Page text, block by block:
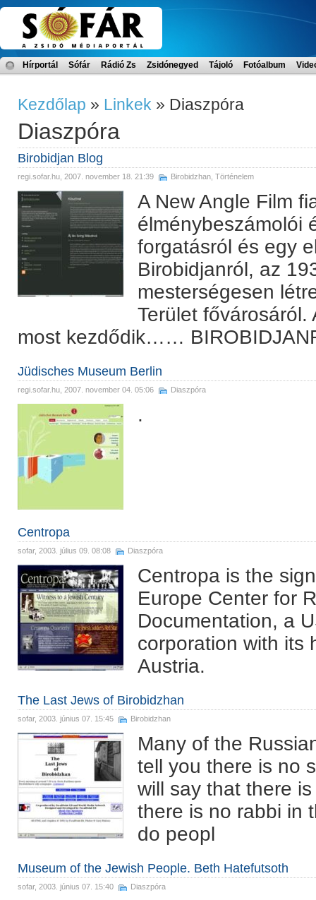
Hírportál Sófár Rádió Zs Zsidónegyed Tájoló Fotóalbum
Kezdőlap » Linkek » Diaszpóra
Diaszpóra
Birobidjan Blog
regi.sofar.hu , 2007. november 18. 21:39 Birobidzhan Történelem
A New Angle Film
élménybeszámolói
forgatásról és egy
Birobidjanról, az
mesterségesen
Terület
most kezdődik……
Jüdisches Museum Berlin
regi.sofar.hu , 2007. november 04. 05:06 Diaszpóra
.
Centropa
sofar, 2003. július 09. 08:08 Diaszpóra
Centropa is the
Europe Center for
Documentation, a
corporation with its
Austria.
The Last Jews of Birobidzhan
sofar, 2003. június 07. 15:45 Birobidzhan
Many of the
tell you there is no
will say that there
there is no rabbi in
do peopl
Museum of the Jewish People. Beth Hatefutsoth
sofar, 2003. június 07. 15:40 Diaszpóra